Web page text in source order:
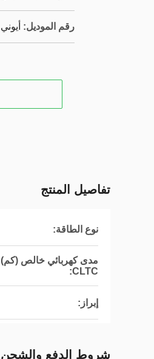
رقم الموديل: أيوني
تفاصيل المنتج
نوع الطاقة:
مدى كهربائي خالص (كم)
CLTC:
إبراز:
شروط الدفع والشحن